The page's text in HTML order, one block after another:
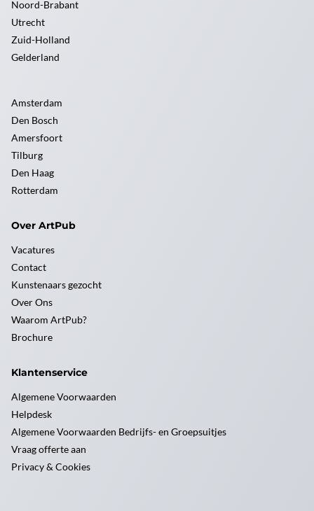
Noord-Brabant
Utrecht
Zuid-Holland
Gelderland
Amsterdam
Den Bosch
Amersfoort
Tilburg
Den Haag
Rotterdam
Over ArtPub
Vacatures
Contact
Kunstenaars gezocht
Over Ons
Waarom ArtPub?
Brochure
Klantenservice
Algemene Voorwaarden
Helpdesk
Algemene Voorwaarden Bedrijfs- en Groepsuitjes
Vraag offerte aan
Privacy & Cookies